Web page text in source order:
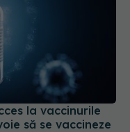
la vaccinurile
să se vaccineze